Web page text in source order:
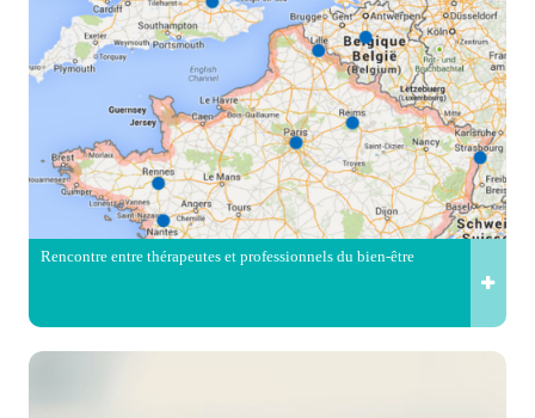
Rencontre entre thérapeutes et professionnels du bien-être